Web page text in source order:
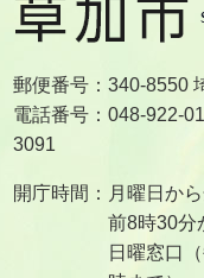
郵便番号：340-8550
電話番号：048-922-
3091
開庁時間：月曜日か
前8時30分
日曜窓口